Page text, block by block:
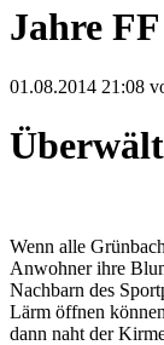
Jahre
01.08.2014 21:08
Wenn alle
Anwohner ihre
Nachbarn des
Lärm öffnen
dann naht der